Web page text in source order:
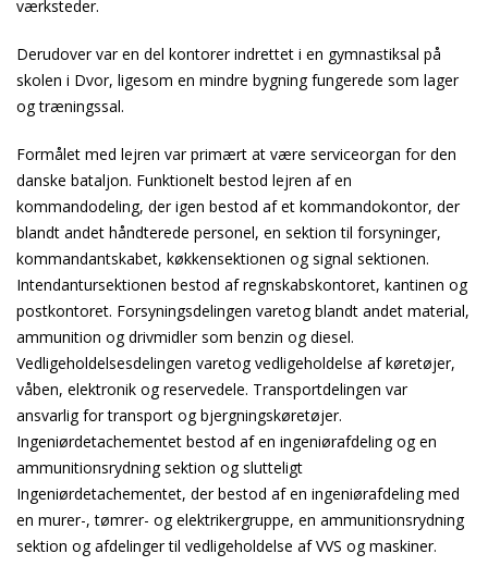
værksteder.
Derudover var en del kontorer indrettet i en gymnastiksal på
skolen i Dvor, ligesom en mindre bygning fungerede som lager
og træningssal.
Formålet med lejren var primært at være serviceorgan for den
danske bataljon. Funktionelt bestod lejren af en
kommandodeling, der igen bestod af et kommandokontor, der
blandt andet håndterede personel, en sektion til forsyninger,
kommandantskabet, køkkensektionen og signal sektionen.
Intendantursektionen bestod af regnskabskontoret, kantinen og
postkontoret. Forsyningsdelingen varetog blandt andet material,
ammunition og drivmidler som benzin og diesel.
Vedligeholdelsesdelingen varetog vedligeholdelse af køretøjer,
våben, elektronik og reservedele. Transportdelingen var
ansvarlig for transport og bjergningskøretøjer.
Ingeniørdetachementet bestod af en ingeniørafdeling og en
ammunitionsrydning sektion og slutteligt
Ingeniørdetachementet, der bestod af en ingeniørafdeling med
en murer-, tømrer- og elektrikergruppe, en ammunitionsrydning
sektion og afdelinger til vedligeholdelse af VVS og maskiner.